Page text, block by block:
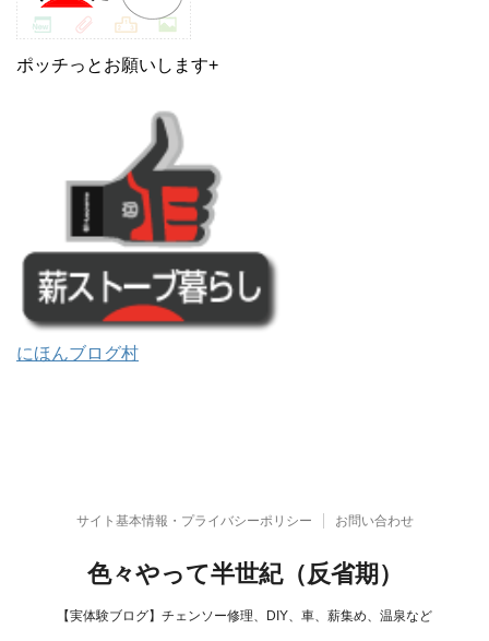
ポッチっとお願いします+
にほんブログ村
サイト基本情報・プライバシーポリシー お問い合わせ
色々やって半世紀（反省期）
【実体験ブログ】チェンソー修理、DIY、車、薪集め、温泉など